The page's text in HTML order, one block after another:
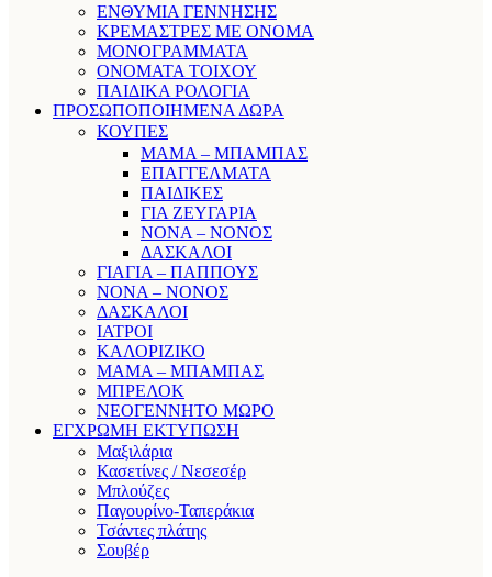
ΕΝΘΥΜΙΑ ΓΕΝΝΗΣΗΣ
ΚΡΕΜΑΣΤΡΕΣ ΜΕ ΟΝΟΜΑ
ΜΟΝΟΓΡΑΜΜΑΤΑ
ΟΝΟΜΑΤΑ ΤΟΙΧΟΥ
ΠΑΙΔΙΚΑ ΡΟΛΟΓΙΑ
ΠΡΟΣΩΠΟΠΟΙΗΜΕΝΑ ΔΩΡΑ
ΚΟΥΠΕΣ
ΜΑΜΑ – ΜΠΑΜΠΑΣ
ΕΠΑΓΓΕΛΜΑΤΑ
ΠΑΙΔΙΚΕΣ
ΓΙΑ ΖΕΥΓΑΡΙΑ
ΝΟΝΑ – ΝΟΝΟΣ
ΔΑΣΚΑΛΟΙ
ΓΙΑΓΙΑ – ΠΑΠΠΟΥΣ
ΝΟΝΑ – ΝΟΝΟΣ
ΔΑΣΚΑΛΟΙ
ΙΑΤΡΟΙ
ΚΑΛΟΡΙΖΙΚΟ
ΜΑΜΑ – ΜΠΑΜΠΑΣ
ΜΠΡΕΛΟΚ
ΝΕΟΓΕΝΝΗΤΟ ΜΩΡΟ
ΕΓΧΡΩΜΗ ΕΚΤΥΠΩΣΗ
Μαξιλάρια
Κασετίνες / Νεσεσέρ
Μπλούζες
Παγουρίνο-Ταπεράκια
Τσάντες πλάτης
Σουβέρ